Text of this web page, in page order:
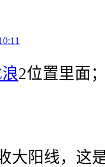
2位置里面
大阳线，这